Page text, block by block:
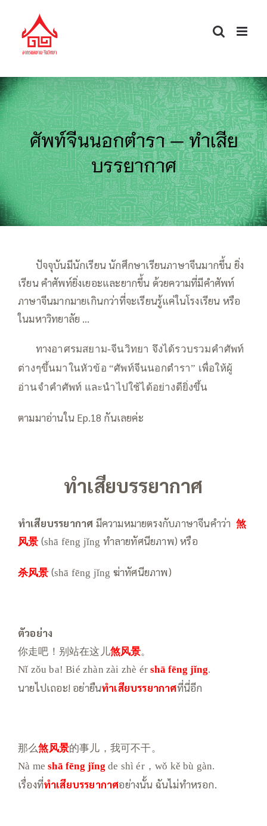
content
ศัพท์จีนนอกตำรา — ทำเสีย
บรรยากาศ
ปัจจุบันมีนักเรียน นักศึกษาเรียนภาษาจีนมากขึ้น ยิ่ง
เรียน คำศัพท์ยิ่งเยอะและยากขึ้น ด้วยความที่มีคำศัพท์
ภาษาจีนมากมายเกินกว่าที่จะเรียนรู้แค่ในโรงเรียน หรือ
ในมหาวิทยาลัย …
ทางอาศรมสยาม-จีนวิทยา จึงได้รวบรวมคำศัพท์
ต่างๆขึ้นมาในหัวข้อ “ศัพท์จีนนอกตำรา” เพื่อให้ผู้
อ่านจำคำศัพท์ และนำไปใช้ได้อย่างดียิ่งขึ้น
ตามมาอ่านใน Ep.18 กันเลยค่ะ
ทำเสียบรรยากาศ
ทำเสียบรรยากาศ มีความหมายตรงกับภาษาจีนคำว่า 煞
风景 (shā fēng jǐng ทำลายทัศนียภาพ) หรือ
杀风景 (shā fēng jǐng ฆ่าทัศนียภาพ)
ตัวอย่าง
你走吧！别站在这儿煞风景。
Nǐ zǒu ba! Bié zhàn zài zhè érshā fēng jǐng.
นายไปเถอะ! อย่ายืนทำเสียบรรยากาศที่นี่อีก
那么煞风景的事儿，我可不干。
Nà meshā fēng jǐng de shì ér，wǒ kě bù gàn.
เรื่องที่ทำเสียบรรยากาศอย่างนั้น ฉันไม่ทำหรอก.